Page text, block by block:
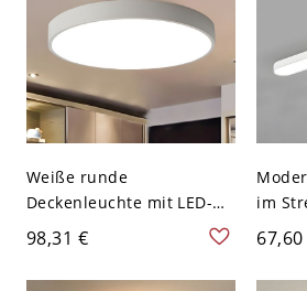
Weiße runde
Deckenleuchte mit LED-
Acryl-Lichtquelle,
modernes Design, 9"
breit, 2" hoch
98,31 €
im
110V-
67,60